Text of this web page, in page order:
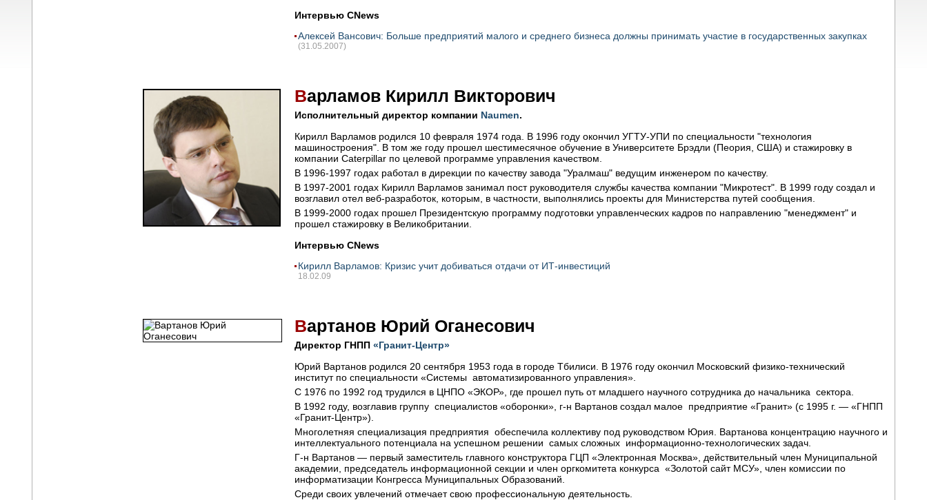
Интервью CNews
Алексей Вансович: Больше предприятий малого и среднего бизнеса должны принимать участие в государственных закупках
(31.05.2007)
Варламов Кирилл Викторович
Исполнительный директор компании Naumen.
Кирилл Варламов родился 10 февраля 1974 года. В 1996 году окончил УГТУ-УПИ по специальности "технология
машиностроения". В том же году прошел шестимесячное обучение в Университете Брэдли (Пеория, США) и стажировку в
компании Caterpillar по целевой программе управления качеством.
В 1996-1997 годах работал в дирекции по качеству завода "Уралмаш" ведущим инженером по качеству.
В 1997-2001 годах Кирилл Варламов занимал пост руководителя службы качества компании "Микротест". В 1999 году создал и
возглавил отел веб-разработок, которым, в частности, выполнялись проекты для Министерства путей сообщения.
В 1999-2000 годах прошел Президентскую программу подготовки управленческих кадров по направлению "менеджмент" и
прошел стажировку в Великобритании.
Интервью CNews
Кирилл Варламов: Кризис учит добиваться отдачи от ИТ-инвестиций
18.02.09
Вартанов Юрий Оганесович
Директор ГНПП «Гранит-Центр»
Юрий Вартанов родился 20 сентября 1953 года в городе Тбилиси. В 1976 году окончил Московский физико-технический
институт по специальности «Системы автоматизированного управления».
С 1976 по 1992 год трудился в ЦНПО «ЭКОР», где прошел путь от младшего научного сотрудника до начальника сектора.
В 1992 году, возглавив группу специалистов «оборонки», г-н Вартанов создал малое предприятие «Гранит» (с 1995 г. — «ГНПП
«Гранит-Центр»).
Многолетняя специализация предприятия обеспечила коллективу под руководством Юрия. Вартанова концентрацию научного и
интеллектуального потенциала на успешном решении самых сложных информационно-технологических задач.
Г-н Вартанов — первый заместитель главного конструктора ГЦП «Электронная Москва», действительный член Муниципальной
академии, председатель информационной секции и член оргкомитета конкурса «Золотой сайт МСУ», член комиссии по
информатизации Конгресса Муниципальных Образований.
Среди своих увлечений отмечает свою профессиональную деятельность.